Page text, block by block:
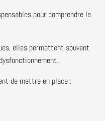
pour comprendre le
elles permettent souvent
de mettre en place :